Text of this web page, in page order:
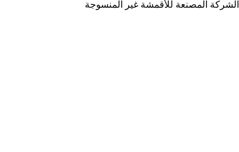
الشركة المصنعة للأقمشة غير المنسوجة